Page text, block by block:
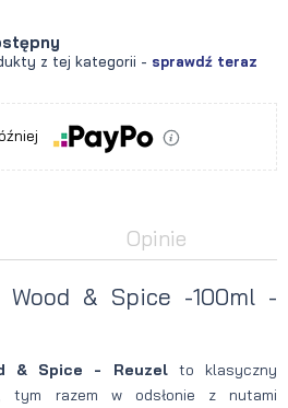
z tej kategorii - sprawdź teraz
Opinie
Wood & Spice -100ml -
& Spice - Reuzel to klasyczny
tym razem w odsłonie z nutami